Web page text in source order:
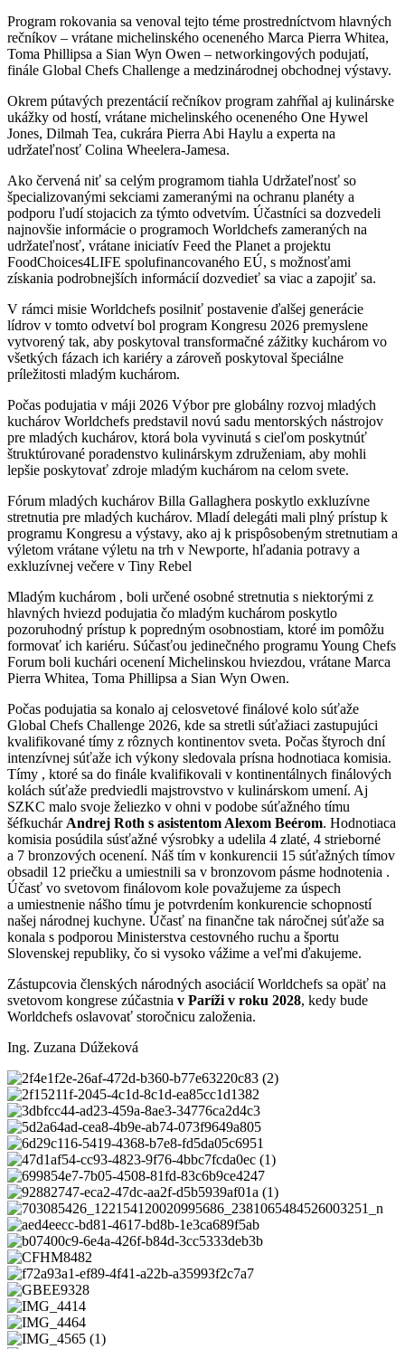
Program rokovania sa venoval tejto téme prostredníctvom hlavných
rečníkov – vrátane michelinského oceneného Marca Pierra Whitea,
Toma Phillipsa a Sian Wyn Owen – networkingových podujatí,
finále Global Chefs Challenge a medzinárodnej obchodnej výstavy.
Okrem pútavých prezentácií rečníkov program zahŕňal aj kulinárske
ukážky od hostí, vrátane michelinského oceneného One Hywel
Jones, Dilmah Tea, cukrára Pierra Abi Haylu a experta na
udržateľnosť Colina Wheelera-Jamesa.
Ako červená niť sa celým programom tiahla Udržateľnosť so
špecializovanými sekciami zameranými na ochranu planéty a
podporu ľudí stojacich za týmto odvetvím. Účastníci sa dozvedeli
najnovšie informácie o programoch Worldchefs zameraných na
udržateľnosť, vrátane iniciatív Feed the Planet a projektu
FoodChoices4LIFE spolufinancovaného EÚ, s možnosťami
získania podrobnejších informácií dozvedieť sa viac a zapojiť sa.
V rámci misie Worldchefs posilniť postavenie ďalšej generácie
lídrov v tomto odvetví bol program Kongresu 2026 premyslene
vytvorený tak, aby poskytoval transformačné zážitky kuchárom vo
všetkých fázach ich kariéry a zároveň poskytoval špeciálne
príležitosti mladým kuchárom.
Počas podujatia v máji 2026 Výbor pre globálny rozvoj mladých
kuchárov Worldchefs predstavil novú sadu mentorských nástrojov
pre mladých kuchárov, ktorá bola vyvinutá s cieľom poskytnúť
štruktúrované poradenstvo kulinárskym združeniam, aby mohli
lepšie poskytovať zdroje mladým kuchárom na celom svete.
Fórum mladých kuchárov Billa Gallaghera poskytlo exkluzívne
stretnutia pre mladých kuchárov. Mladí delegáti mali plný prístup k
programu Kongresu a výstavy, ako aj k prispôsobeným stretnutiam a
výletom vrátane výletu na trh v Newporte, hľadania potravy a
exkluzívnej večere v Tiny Rebel
Mladým kuchárom , boli určené osobné stretnutia s niektorými z
hlavných hviezd podujatia čo mladým kuchárom poskytlo
pozoruhodný prístup k popredným osobnostiam, ktoré im pomôžu
formovať ich kariéru. Súčasťou jedinečného programu Young Chefs
Forum boli kuchári ocenení Michelinskou hviezdou, vrátane Marca
Pierra Whitea, Toma Phillipsa a Sian Wyn Owen.
Počas podujatia sa konalo aj celosvetové finálové kolo súťaže
Global Chefs Challenge 2026, kde sa stretli súťažiaci zastupujúci
kvalifikované tímy z rôznych kontinentov sveta. Počas štyroch dní
intenzívnej súťaže ich výkony sledovala prísna hodnotiaca komisia.
Tímy , ktoré sa do finále kvalifikovali v kontinentálnych finálových
kolách súťaže predviedli majstrovstvo v kulinárskom umení. Aj
SZKC malo svoje želiezko v ohni v podobe súťažného tímu
šéfkuchár Andrej Roth s asistentom Alexom Beérom. Hodnotiaca
komisia posúdila súsťažné výsrobky a udelila 4 zlaté, 4 strieborné
a 7 bronzových ocenení. Náš tím v konkurencii 15 súťažných tímov
obsadil 12 priečku a umiestnili sa v bronzovom pásme hodnotenia .
Účasť vo svetovom finálovom kole považujeme za úspech
a umiestnenie nášho tímu je potvrdením konkurencie schopností
našej národnej kuchyne. Účasť na finančne tak náročnej súťaže sa
konala s podporou Ministerstva cestovného ruchu a športu
Slovenskej republiky, čo si vysoko vážime a veľmi ďakujeme.
Zástupcovia členských národných asociácií Worldchefs sa opäť na
svetovom kongrese zúčastnia v Paríži v roku 2028, kedy bude
Worldchefs oslavovať storočnicu založenia.
Ing. Zuzana Dúžeková